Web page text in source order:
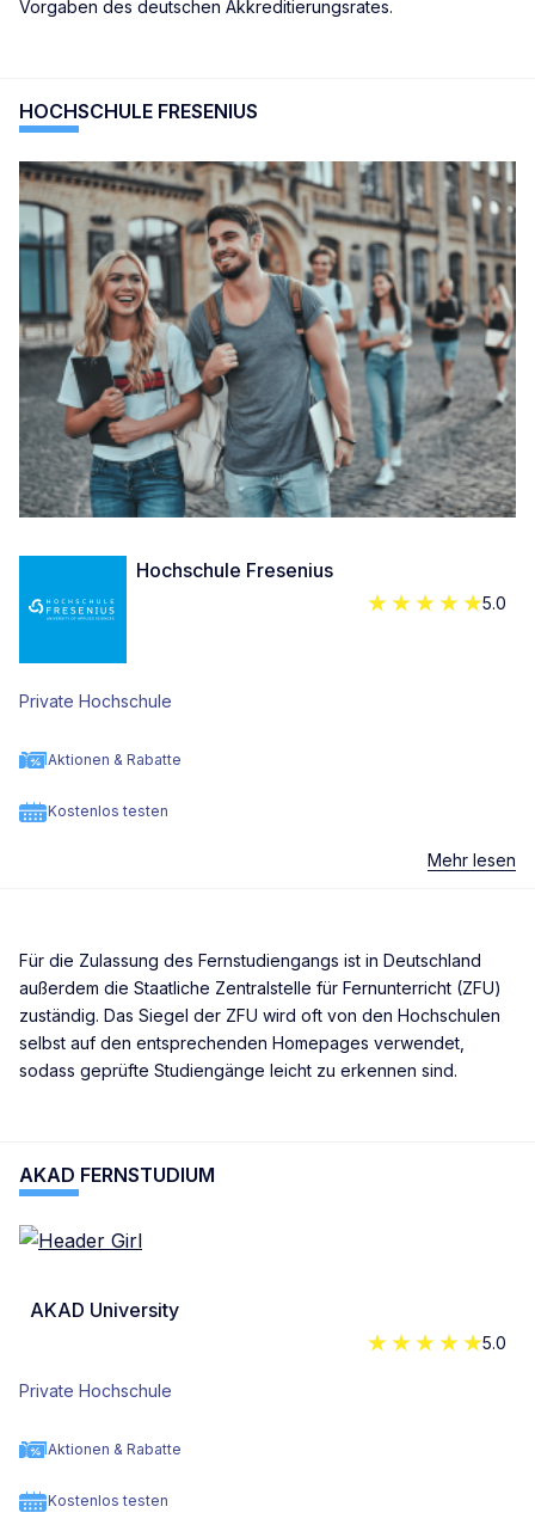
Vorgaben des deutschen Akkreditierungsrates.
HOCHSCHULE FRESENIUS
Hochschule Fresenius
5.0
Private Hochschule
Aktionen & Rabatte
Kostenlos testen
Mehr lesen
Für die Zulassung des Fernstudiengangs ist in Deutschland
außerdem die Staatliche Zentralstelle für Fernunterricht (ZFU)
zuständig. Das Siegel der ZFU wird oft von den Hochschulen
selbst auf den entsprechenden Homepages verwendet,
sodass geprüfte Studiengänge leicht zu erkennen sind.
AKAD FERNSTUDIUM
AKAD University
5.0
Private Hochschule
Aktionen & Rabatte
Kostenlos testen